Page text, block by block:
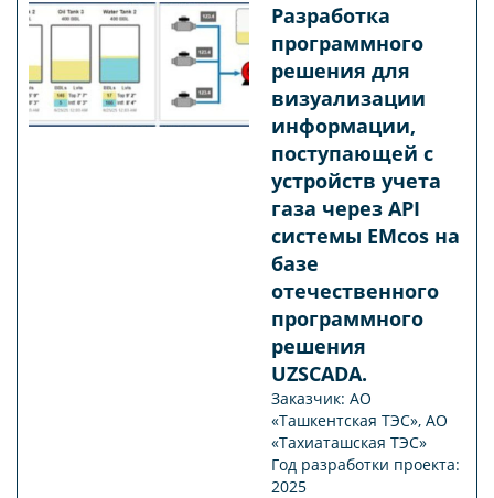
Разработка
программного
решения для
визуализации
информации,
поступающей с
устройств учета
газа через АРI
системы EMcos на
базе
отечественного
программного
решения
UZSCADA.
Заказчик: АО
«Ташкентская ТЭС», АО
«Тахиаташская ТЭС»
Год разработки проекта:
2025